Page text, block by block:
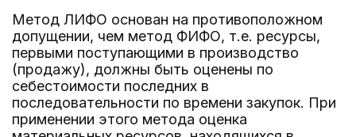
Метод ЛИФО основан на противоположном
допущении, чем метод ФИФО, т.е. ресурсы,
первыми поступающими в производство
(продажу), должны быть оценены по
себестоимости последних в
последовательности по времени закупок. При
применении этого метода оценка